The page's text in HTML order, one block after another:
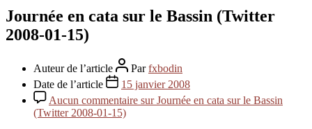
Journée en cata sur le Bassin (Twitter
2008-01-15)
Auteur de l’article Parfxbodin
Date de l’article
15 janvier 2008
Aucun commentaire sur Journée en cata sur le Bassin
(Twitter 2008-01-15)